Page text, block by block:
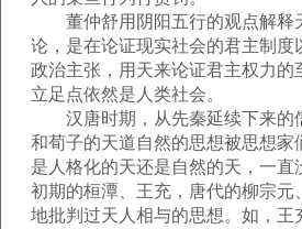
董仲舒用阴阳五行的观点解释
论，是在论证现实社会的君主制度
政治主张，用天来论证君主权力的
立足点依然是人类社会。
汉唐时期，从先秦延续下来的
和荀子的天道自然的思想被思想家
是人格化的天还是自然的天，一直
初期的桓潭、王充，唐代的柳宗元
地批判过天人相与的思想。如，王